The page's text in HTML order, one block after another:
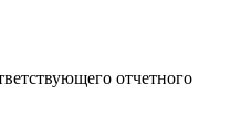
отчетного